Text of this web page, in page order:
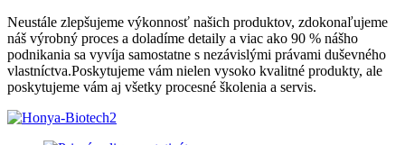
Neustále zlepšujeme výkonnosť našich produktov, zdokonaľujeme
náš výrobný proces a doladíme detaily a viac ako 90 % nášho
podnikania sa vyvíja samostatne s nezávislými právami duševného
vlastníctva.Poskytujeme vám nielen vysoko kvalitné produkty, ale
poskytujeme vám aj všetky procesné školenia a servis.